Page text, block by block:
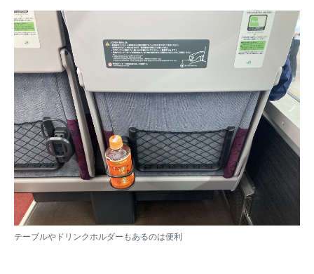
テーブルやドリンクホルダーもあるのは便利